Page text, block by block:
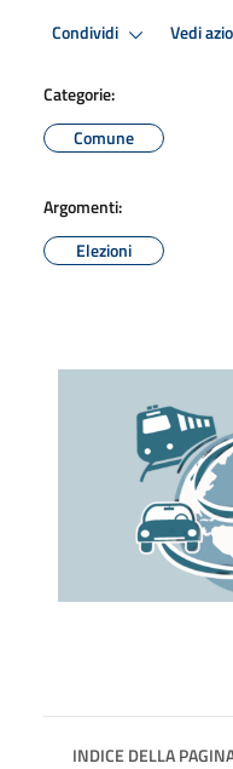
Condividi Vedi
Categorie:
Comune
Argomenti:
Elezioni
INDICE DELLA